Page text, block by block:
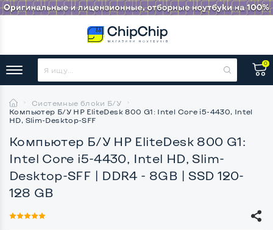
0
Системные блоки Б/У
Компьютер Б/У HP EliteDesk 800 G1: Intel Core i5-4430, Intel
HD, Slim-Desktop-SFF
Компьютер Б/У HP EliteDesk 800 G1:
Intel Core i5-4430, Intel HD, Slim-
Desktop-SFF | DDR4 - 8GB | SSD 120-
128 GB